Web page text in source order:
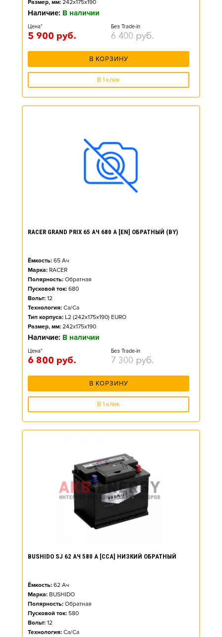
Размер, мм: 242x175x190
Наличие: В наличии
Цена*
5 900 руб.
Без Trade-in
6 400 руб.
В КОРЗИНУ
В 1 клик
RACER GRAND PRIX 65 АЧ 680 А [EN] ОБРАТНЫЙ (BY)
Ёмкость: 65 Ач
Марка: RACER
Полярность: Обратная
Пусковой ток: 680
Вольт: 12
Технология: Ca/Ca
Тип корпуса: L2 (242x175x190) EURO
Размер, мм: 242x175x190
Наличие: В наличии
Цена*
6 800 руб.
Без Trade-in
7 300 руб.
В КОРЗИНУ
В 1 клик
BUSHIDO SJ 62 АЧ 580 А [CCA] НИЗКИЙ ОБРАТНЫЙ
Ёмкость: 62 Ач
Марка: BUSHIDO
Полярность: Обратная
Пусковой ток: 580
Вольт: 12
Технология: Ca/Ca